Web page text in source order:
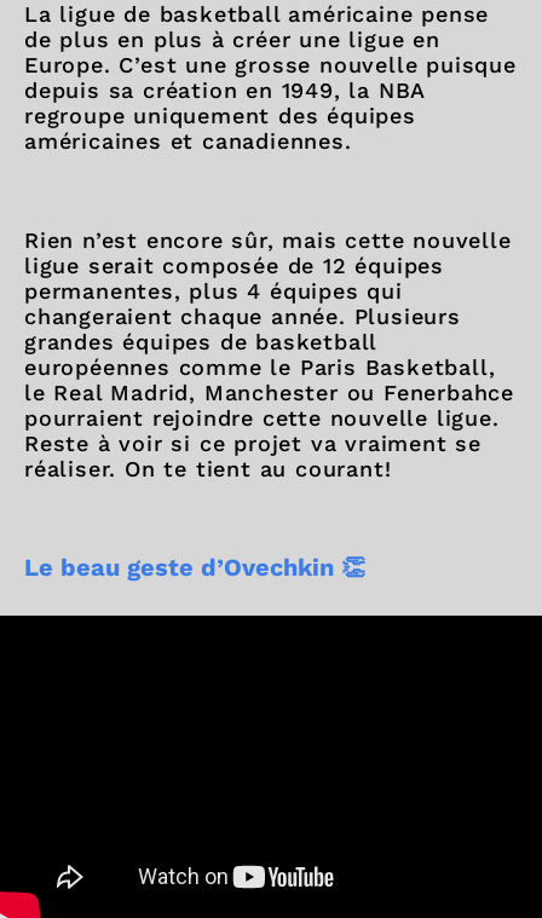
La ligue de basketball américaine pense
de plus en plus à créer une ligue en
Europe. C’est une grosse nouvelle puisque
depuis sa création en 1949, la NBA
regroupe uniquement des équipes
américaines et canadiennes.
Rien n’est encore sûr, mais cette nouvelle
ligue serait composée de 12 équipes
permanentes, plus 4 équipes qui
changeraient chaque année. Plusieurs
grandes équipes de basketball
européennes comme le Paris Basketball,
le Real Madrid, Manchester ou Fenerbahce
pourraient rejoindre cette nouvelle ligue.
Reste à voir si ce projet va vraiment se
réaliser. On te tient au courant!
Le beau geste d’Ovechkin 👏